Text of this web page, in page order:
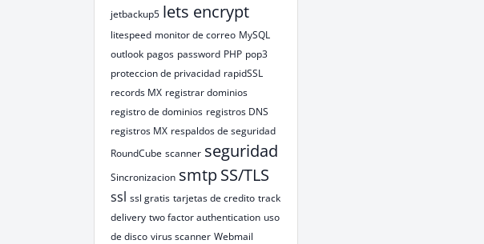
jetbackup5 lets encrypt
litespeed monitor de correo MySQL
outlook pagos password PHP pop3
proteccion de privacidad rapidSSL
records MX registrar dominios
registro de dominios registros DNS
registros MX respaldos de seguridad
RoundCube scanner seguridad
Sincronizacion smtpSS/TLS
ssl ssl gratis tarjetas de credito track
delivery two factor authentication uso
de disco virus scanner Webmail